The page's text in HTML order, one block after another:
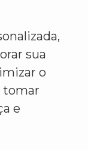
sua
o
tomar
e